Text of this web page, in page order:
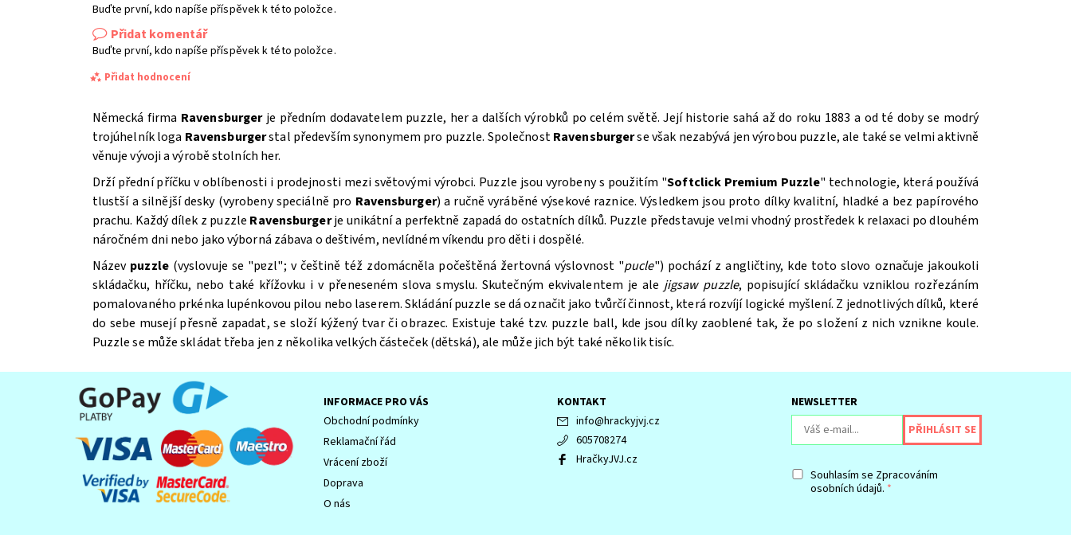
Buďte první, kdo napíše příspěvek k této položce.
Přidat komentář
Buďte první, kdo napíše příspěvek k této položce.
Přidat hodnocení
Souhlasím se Zpracováním osobních údajů.
Německá firma Ravensburgerje předním dodavatelem puzzle, her a dalších výrobků po celém světě. Její historie sahá až do roku 1883 a od té doby se modrý
trojúhelník loga Ravensburgerstal především synonymem pro puzzle. SpolečnostRavensburgerse však nezabývá jen výrobou puzzle, ale také se velmi aktivně
věnuje vývoji a výrobě stolních her.
Drží přední příčku v oblíbenosti i prodejnosti mezi světovými výrobci. Puzzle jsou vyrobeny s použitím "Softclick Premium Puzzle" technologie, která používá
tlustší a silnější desky (vyrobeny speciálně pro Ravensburger) a ručně vyráběné výsekové raznice. Výsledkem jsou proto dílky kvalitní, hladké a bez papírového
prachu. Každý dílek z puzzle Ravensburgerje unikátní a perfektně zapadá do ostatních dílků. Puzzle představuje velmi vhodný prostředek k relaxaci po dlouhém
náročném dni nebo jako výborná zábava o deštivém, nevlídném víkendu pro děti i dospělé.
Název puzzle(vyslovuje se "pɐzl"; v češtině též zdomácněla počeštěná žertovná výslovnost "pucle") pochází z angličtiny, kde toto slovo označuje jakoukoli
skládačku, hříčku, nebo také křížovku i v přeneseném slova smyslu. Skutečným ekvivalentem je ale jigsaw puzzle, popisující skládačku vzniklou rozřezáním
pomalovaného prkénka lupénkovou pilou nebo laserem. Skládání puzzle se dá označit jako tvůrčí činnost, která rozvíjí logické myšlení. Z jednotlivých dílků, které
do sebe musejí přesně zapadat, se složí kýžený tvar či obrazec. Existuje také tzv. puzzle ball, kde jsou dílky zaoblené tak, že po složení z nich vznikne koule.
Puzzle se může skládat třeba jen z několika velkých částeček (dětská), ale může jich být také několik tisíc.
INFORMACE PRO VÁS
Obchodní podmínky
Reklamační řád
Vrácení zboží
Doprava
O nás
KONTAKT
info@hrackyjvj.cz
605708274
HračkyJVJ.cz
NEWSLETTER
Souhlasím se Zpracováním
osobních údajů.